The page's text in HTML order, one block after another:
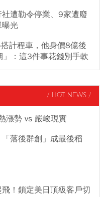
遭勒令停業、9家遭廢
光
計程車，他身價8億後
：這3件事花錢別手軟
/ HOT NEWS /
漲勢 vs 嚴峻現實
落後群創」成最後稻
！鎖定美日頂級客戶切